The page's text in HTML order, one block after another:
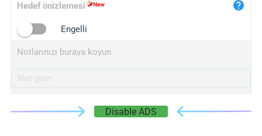
Hedef önizlemesi
Engelli
Notlarınızı buraya koyun
Disable ADS